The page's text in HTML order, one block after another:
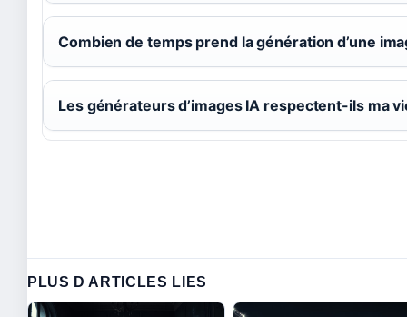
Combien de temps prend la génération d’une
Les générateurs d’images IA respectent-ils ma
PLUS D ARTICLES LIES